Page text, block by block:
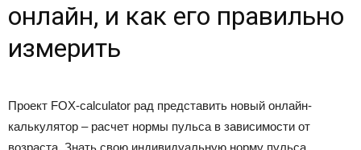
онлайн, и как его правильно
измерить
Проект FOX-calculator рад представить новый онлайн-
калькулятор – расчет нормы пульса в зависимости от
возраста. Знать свою индивидуальную норму пульса